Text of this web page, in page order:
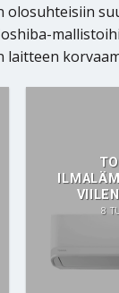
olosuhteisiin
8